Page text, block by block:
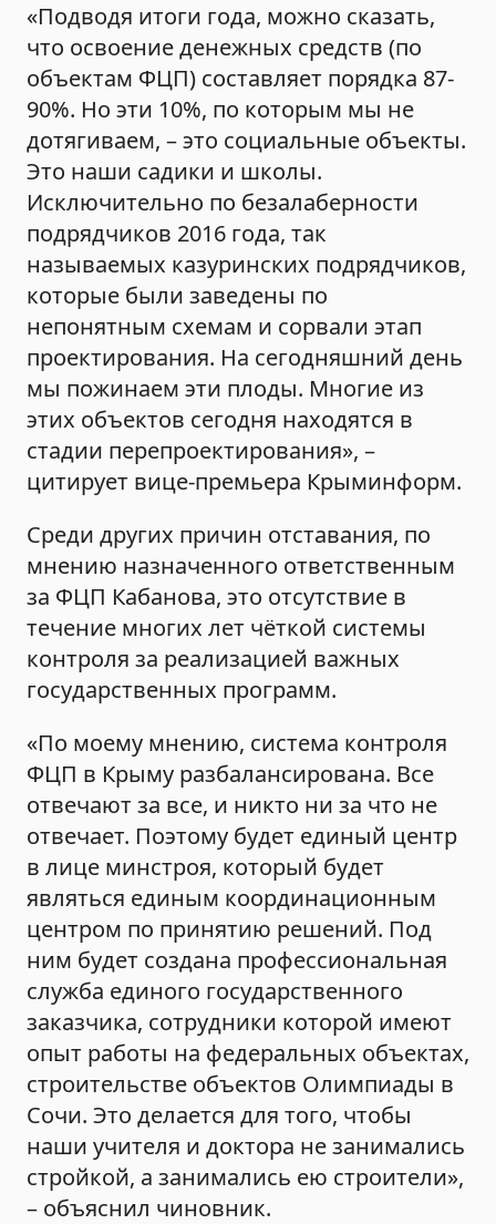
«Подводя итоги года, можно сказать,
что освоение денежных средств (по
объектам ФЦП) составляет порядка 87-
90%. Но эти 10%, по которым мы не
дотягиваем, – это социальные объекты.
Это наши садики и школы.
Исключительно по безалаберности
подрядчиков 2016 года, так
называемых казуринских подрядчиков,
которые были заведены по
непонятным схемам и сорвали этап
проектирования. На сегодняшний день
мы пожинаем эти плоды. Многие из
этих объектов сегодня находятся в
стадии перепроектирования», –
цитирует вице-премьера Крыминформ.
Среди других причин отставания, по
мнению назначенного ответственным
за ФЦП Кабанова, это отсутствие в
течение многих лет чёткой системы
контроля за реализацией важных
государственных программ.
«По моему мнению, система контроля
ФЦП в Крыму разбалансирована. Все
отвечают за все, и никто ни за что не
отвечает. Поэтому будет единый центр
в лице минстроя, который будет
являться единым координационным
центром по принятию решений. Под
ним будет создана профессиональная
служба единого государственного
заказчика, сотрудники которой имеют
опыт работы на федеральных объектах,
строительстве объектов Олимпиады в
Сочи. Это делается для того, чтобы
наши учителя и доктора не занимались
стройкой, а занимались ею строители»,
– объяснил чиновник.